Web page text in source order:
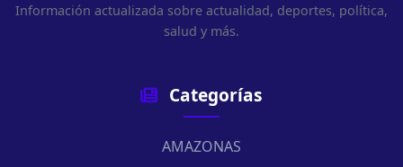
Información actualizada sobre actualidad, deportes, política,
salud y más.
Categorías
AMAZONAS